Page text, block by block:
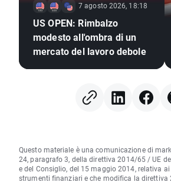
7 agosto 2026, 18:18
US OPEN: Rimbalzo
modesto all'ombra di un
mercato del lavoro debole
Questo materiale è una comunicazione di
24, paragrafo 3, della direttiva 2014/65 / UE
e del Consiglio, del 15 maggio 2014, relativa
strumenti finanziari e che modifica la direttiva